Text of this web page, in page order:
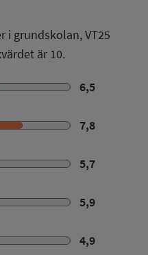
i grundskolan,VT25
är 10.
6,5
7,8
5,7
5,9
4,9